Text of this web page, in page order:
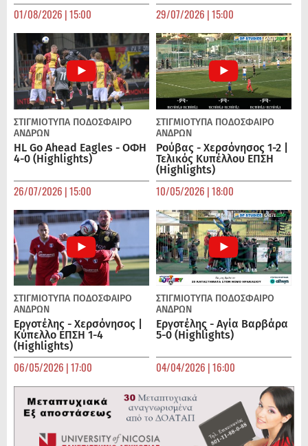
01/08/2026 | 15:00 29/07/2026 | 15:00
ΣΤΙΓΜΙΟΤΥΠΑ ΠΟΔΌΣΦΑΙΡΟ
ΑΝΔΡΏΝ
HL Go Ahead Eagles - ΟΦΗ
4-0 (Highlights)
26/07/2026 | 15:00
ΣΤΙΓΜΙΟΤΥΠΑ ΠΟΔΌΣΦΑΙΡΟ
ΑΝΔΡΏΝ
Ρούβας - Χερσόνησος 1-2 |
Τελικός Κυπέλλου ΕΠΣΗ
(Highlights)
10/05/2026 | 18:00
ΣΤΙΓΜΙΟΤΥΠΑ ΠΟΔΌΣΦΑΙΡΟ
ΑΝΔΡΏΝ
Εργοτέλης - Χερσόνησος |
Κύπελλο ΕΠΣΗ 1-4
(Highlights)
06/05/2026 | 17:00
ΣΤΙΓΜΙΟΤΥΠΑ ΠΟΔΌΣΦΑΙΡΟ
ΑΝΔΡΏΝ
Εργοτέλης - Αγία Βαρβάρα
5-0 (Highlights)
04/04/2026 | 16:00